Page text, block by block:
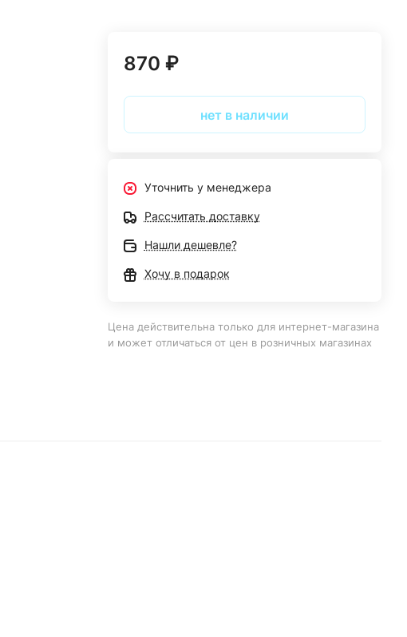
870 ₽
нет в наличии
Уточнить у менеджера
Рассчитать доставку
Нашли дешевле?
Хочу в подарок
Цена действительна только для интернет-магазина
и может отличаться от цен в розничных магазинах